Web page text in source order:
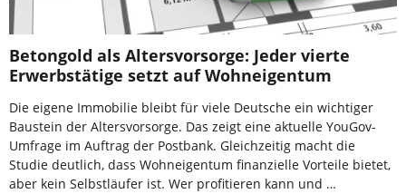
Betongold als Altersvorsorge: Jeder vierte
Erwerbstätige setzt auf Wohneigentum
Die eigene Immobilie bleibt für viele Deutsche ein wichtiger
Baustein der Altersvorsorge. Das zeigt eine aktuelle YouGov-
Umfrage im Auftrag der Postbank. Gleichzeitig macht die
Studie deutlich, dass Wohneigentum finanzielle Vorteile bietet,
aber kein Selbstläufer ist. Wer profitieren kann und …